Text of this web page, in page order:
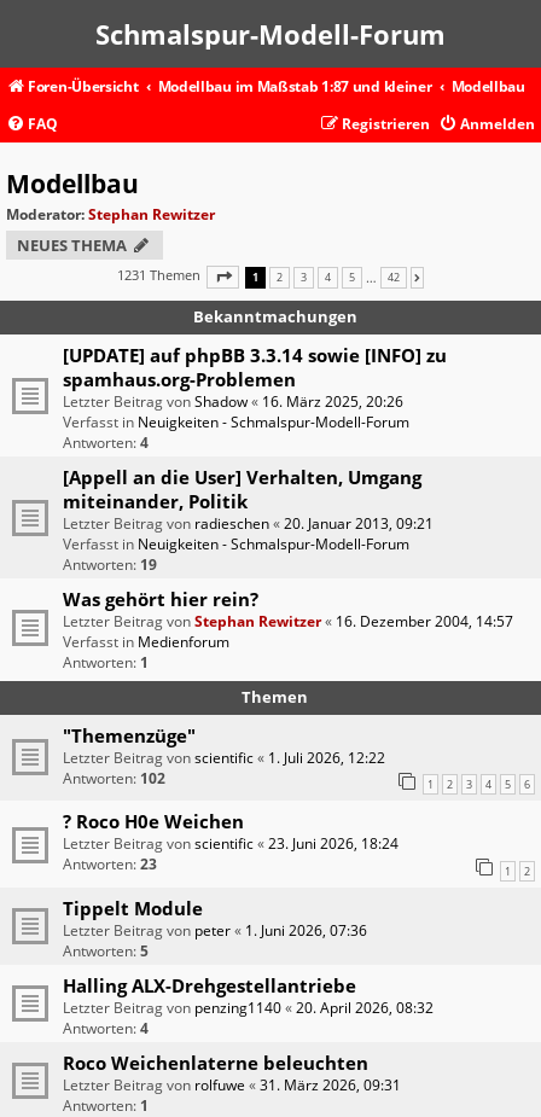
Schmalspur-Modell-Forum
Foren-Übersicht Modellbau im Maßstab 1:87 und kleiner
Modellbau
FAQ
Anmelden
Registrieren
Modellbau
Moderator:Stephan Rewitzer
NEUES THEMA
1231 Themen SEITE VON 42
1 2 3 4 5 … 42
Bekanntmachungen
[UPDATE] auf phpBB 3.3.14 sowie [INFO] zu
spamhaus.org-Problemen
Letzter Beitrag vonShadow« 16. März 2025, 20:26
Verfasst in Neuigkeiten - Schmalspur-Modell-Forum
Antworten:4
[Appell an die User] Verhalten, Umgang
miteinander, Politik
Letzter Beitrag von radieschen«20. Januar 2013, 09:21
Verfasst in Neuigkeiten - Schmalspur-Modell-Forum
Antworten: 19
Was gehört hier rein?
Letzter Beitrag vonStephan Rewitzer« 16. Dezember 2004, 14:57
Verfasst in Medienforum
Antworten: 1
Themen
"Themenzüge"
Letzter Beitrag vonscientific« 1. Juli 2026, 12:22
Antworten: 102 1 2 3 4 5 6
? Roco H0e Weichen
Letzter Beitrag vonscientific«23. Juni 2026, 18:24
Antworten:23 1 2
Tippelt Module
Letzter Beitrag von peter« 1. Juni 2026, 07:36
Antworten:5
Halling ALX-Drehgestellantriebe
Letzter Beitrag von penzing1140«20. April 2026, 08:32
Antworten:4
Roco Weichenlaterne beleuchten
Letzter Beitrag von rolfuwe «31. März 2026, 09:31
Antworten: 1